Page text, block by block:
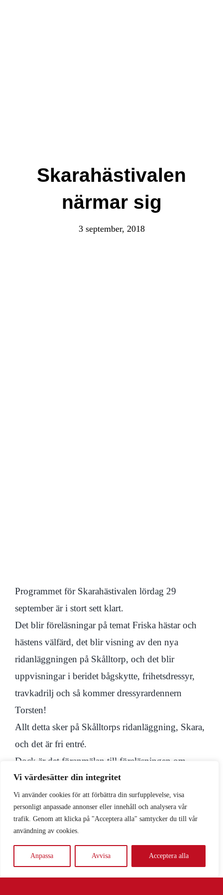
Vi värdesätter din integritet
Vi använder cookies för att förbättra din surfupplevelse, visa
personligt anpassade annonser eller innehåll och analysera vår
trafik. Genom att klicka på "Acceptera alla" samtycker du till vår
användning av cookies.
Anpassa Avvisa Acceptera alla
Skarahästivalen
närmar sig
3 september, 2018
Programmet för Skarahästivalen lördag 29
september är i stort sett klart.
Det blir föreläsningar på temat Friska hästar och
hästens välfärd, det blir visning av den nya
ridanläggningen på Skålltorp, och det blir
uppvisningar i beridet bågskytte, frihetsdressyr,
travkadrilj och så kommer dressyrardennern
Torsten!
Allt detta sker på Skålltorps ridanläggning, Skara,
och det är fri entré.
Dock är det föranmälan till föreläsningen om
moderna ridanläggningar.
Läs mer underHästivalen.
Föregående Nästa